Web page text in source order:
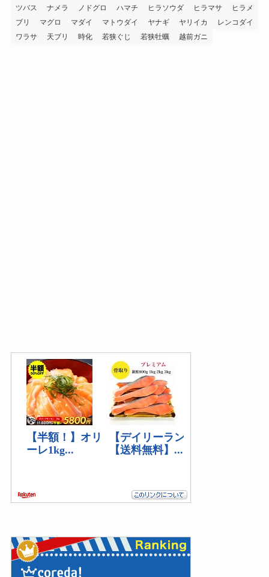
ツバス ナメラ ノドグロ ハマチ ヒラソウダ ヒラマサ
ヒラメ
ブリ
マグロ マダイ マトウダイ ヤナギ ヤリイカ
レンコダイ
ワラサ
天ブリ 時化 若狭ぐじ 若狭牡蠣 越前ガニ